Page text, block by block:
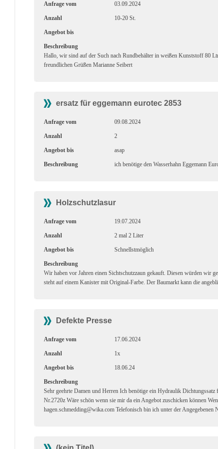
Anfrage vom 03.09.2024
Anzahl 10-20 St.
Angebot bis
Beschreibung
Hallo, wir sind auf der Such nach Rundbehälter in weißen Kunststoff 80
freundlichen Grüßen Marianne Seibert
ersatz für eggemann eurotec 2853
Anfrage vom 09.08.2024
Anzahl 2
Angebot bis asap
Beschreibung ich benötige den Wasserhahn Eggemann
Holzschutzlasur
Anfrage vom 19.07.2024
Anzahl 2 mal 2 Liter
Angebot bis Schnellstmöglich
Beschreibung
Wir haben vor Jahren einen Sichtschutzzaun gekauft. Diesen würden wir
steht auf einem Kanister mit Original-Farbe. Der Baumarkt kann die
Defekte Presse
Anfrage vom 17.06.2024
Anzahl 1x
Angebot bis 18.06.24
Beschreibung
Sehr geehrte Damen und Herren Ich benötige ein Hydraulik
Nr.2720z Wäre schön wenn sie mir da ein Angebot zuschicken können
hagen.schmedding@wika.com Telefonisch bin ich unter der